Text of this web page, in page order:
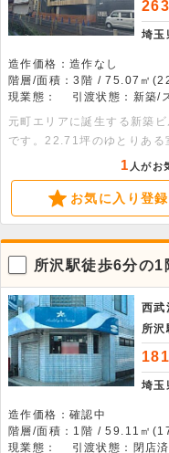
埼玉
造作価格：造作なし
階層/面積：3階 / 75.07㎡
現業態：
引渡状態：新築/
元町エリアに誕生する新築
です。22.71坪のゆとりある
きるスケルトンでの引き渡
り、3階フロアへの移動も
い業態でのビジネス展開を
合わせください。
1 人がお
お気に入り登録
所沢駅徒歩6分の
カスタマイズ自在
西武
所沢
埼玉
造作価格：確認中
階層/面積：1階 / 59.11㎡
現業態：
引渡状態：閉店